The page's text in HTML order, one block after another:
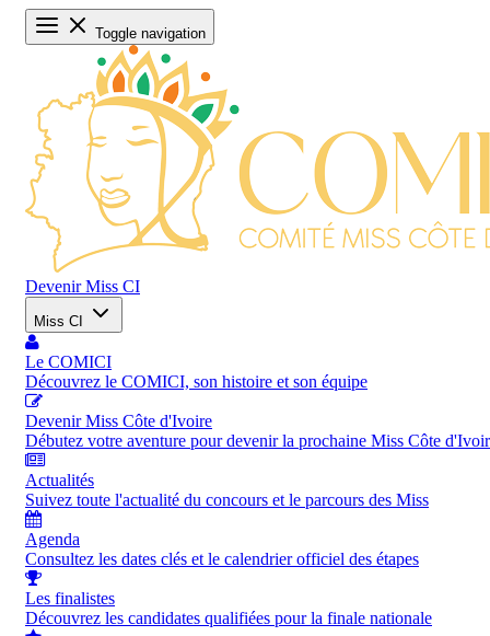
Toggle navigation
Devenir Miss CI
Miss CI
Le COMICI
Découvrez le COMICI, son histoire et son équipe
Devenir Miss Côte d'Ivoire
Débutez votre aventure pour devenir la prochaine Miss Côte
Actualités
Suivez toute l'actualité du concours et le parcours des Miss
Agenda
Consultez les dates clés et le calendrier officiel des étapes
Les finalistes
Découvrez les candidates qualifiées pour la finale nationale